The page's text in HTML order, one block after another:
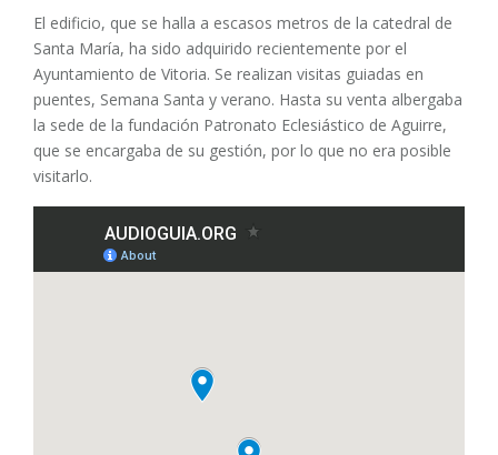
El edificio, que se halla a escasos metros de la catedral de
Santa María, ha sido adquirido recientemente por el
Ayuntamiento de Vitoria. Se realizan visitas guiadas en
puentes, Semana Santa y verano. Hasta su venta albergaba
la sede de la fundación Patronato Eclesiástico de Aguirre,
que se encargaba de su gestión, por lo que no era posible
visitarlo.